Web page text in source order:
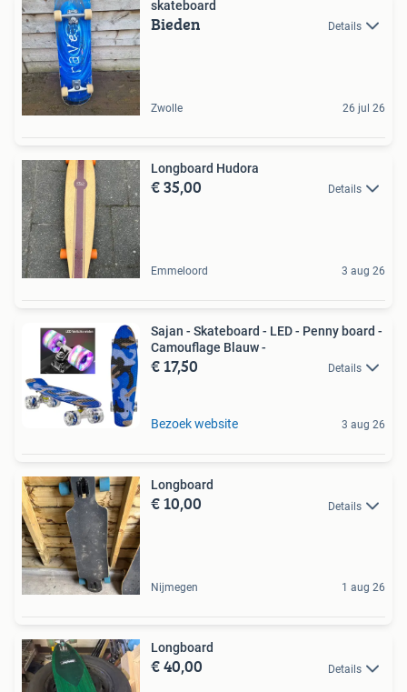
skateboard
Bieden Details
Zwolle 26 jul 26
Longboard Hudora
€ 35,00 Details
Emmeloord 3 aug 26
Sajan - Skateboard - LED - Penny board -
Camouflage Blauw -
€ 17,50 Details
Bezoek website 3 aug 26
Longboard
€ 10,00 Details
Nijmegen 1 aug 26
Longboard
€ 40,00 Details